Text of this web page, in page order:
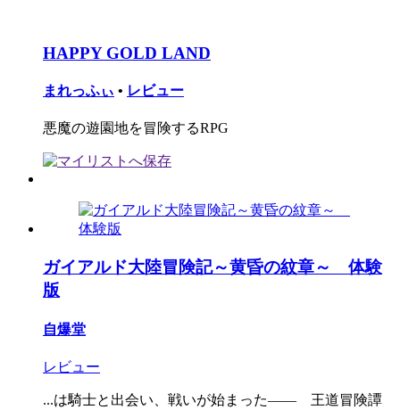
HAPPY GOLD LAND
まれっふぃ • レビュー
悪魔の遊園地を冒険するRPG
ガイアルド大陸冒険記～黄昏の紋章～ 体験
版
自爆堂
レビュー
...は騎士と出会い、戦いが始まった―― 王道冒険譚